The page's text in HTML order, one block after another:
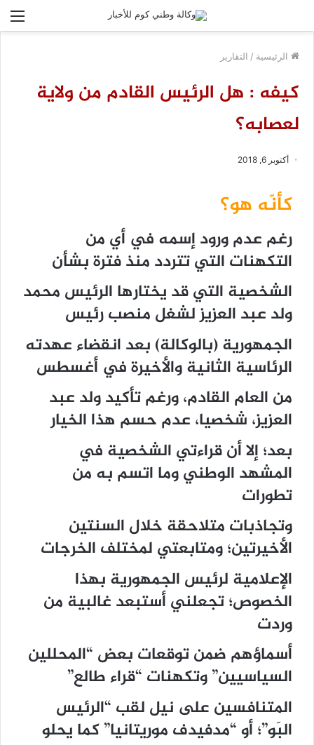
الرئيسية / التقارير
كيفه : هل الرئيس القادم من ولاية
لعصابه؟
أكتوبر 6, 2018
كأنّه هو؟
رغم عدم ورود إسمه في أي من
التكهنات التي تتردد منذ فترة بشأن
الشخصية التي قد يختارها الرئيس محمد
ولد عبد العزيز لشغل منصب رئيس
الجمهورية (بالوكالة) بعد انقضاء عهدته
الرئاسية الثانية والأخيرة في أغسطس
من العام القادم، ورغم تأكيد ولد عبد
العزيز، شخصيا، عدم حسم هذا الخيار
بعد؛ إلا أن قراءتي الشخصية في
المشهد الوطني وما اتسم به من
تطورات
وتجاذبات متلاحقة خلال السنتين
الأخيرتين؛ ومتابعتي لمختلف الخرجات
الإعلامية لرئيس الجمهورية بهذا
الخصوص؛ تجعلني أستبعد غالبية من
وردت
أسماؤهم ضمن توقعات بعض “المحللين
السياسيين” وتكهنات “قراء طالع”
المتنافسين على نيل لقب “الرئيس
البَو”؛ أو “مدفيدف موريتانيا” كما يحلو